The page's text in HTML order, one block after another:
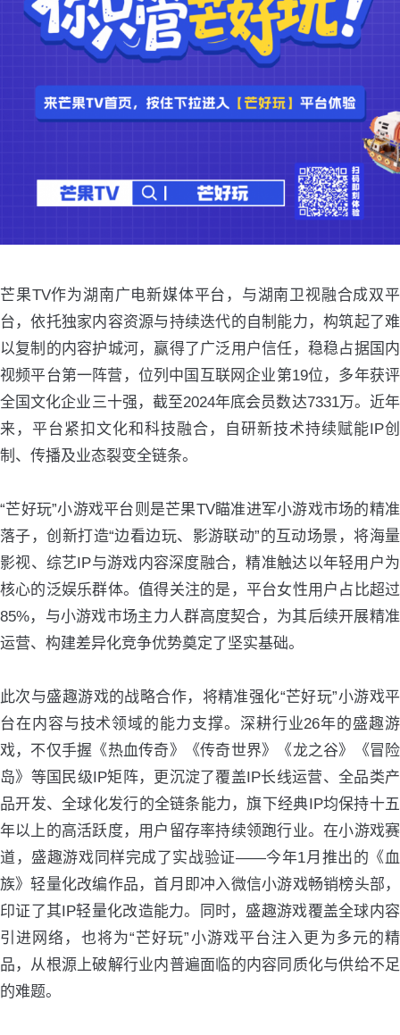
芒果TV作为湖南广电新媒体平台，与湖南卫视融合成双平
台，依托独家内容资源与持续迭代的自制能力，构筑起了难
以复制的内容护城河，赢得了广泛用户信任，稳稳占据国内
视频平台第一阵营，位列中国互联网企业第19位，多年获评
全国文化企业三十强，截至2024年底会员数达7331万。近年
来，平台紧扣文化和科技融合，自研新技术持续赋能IP创
制、传播及业态裂变全链条。
“芒好玩”小游戏平台则是芒果TV瞄准进军小游戏市场的精准
落子，创新打造“边看边玩、影游联动”的互动场景，将海量
影视、综艺IP与游戏内容深度融合，精准触达以年轻用户为
核心的泛娱乐群体。值得关注的是，平台女性用户占比超过
85%，与小游戏市场主力人群高度契合，为其后续开展精准
运营、构建差异化竞争优势奠定了坚实基础。
此次与盛趣游戏的战略合作，将精准强化“芒好玩”小游戏平
台在内容与技术领域的能力支撑。深耕行业26年的盛趣游
戏，不仅手握《热血传奇》《传奇世界》《龙之谷》《冒险
岛》等国民级IP矩阵，更沉淀了覆盖IP长线运营、全品类产
品开发、全球化发行的全链条能力，旗下经典IP均保持十五
年以上的高活跃度，用户留存率持续领跑行业。在小游戏赛
道，盛趣游戏同样完成了实战验证——今年1月推出的《血
族》轻量化改编作品，首月即冲入微信小游戏畅销榜头部，
印证了其IP轻量化改造能力。同时，盛趣游戏覆盖全球内容
引进网络，也将为“芒好玩”小游戏平台注入更为多元的精
品，从根源上破解行业内普遍面临的内容同质化与供给不足
的难题。